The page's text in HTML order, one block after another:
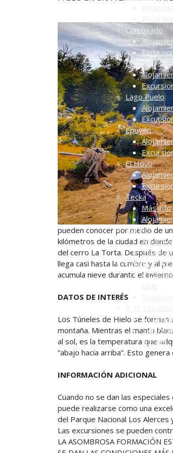
Corcovado
Cholila
Lago Puelo
Epuyén
El Hoyo
Tecka
Más info
Río Pico
Futaleufú (Ch)
Alerces
pueden conocer por medio de
kilómetros de la ciudad en
del cerro La Torta. Después de
llega casi hasta la cumbre y al
acumula nieve durante el
DATOS DE INTERÉS
Los Túneles de Hielo se forman
montaña. Mientras el manto
al sol, es la temperatura que
“abajo hacia arriba”. Esto
INFORMACIÓN ADICIONAL
Cuando no se dan las
puede realizarse como una
del Parque Nacional Los
Las excursiones se pueden
LA ASOMBROSA FORMACIÓN